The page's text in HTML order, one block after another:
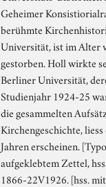
Geheimer
berühmte
Universität, ist im Alter
gestorben. Holl wirkte
Berliner Universität,
Studienjahr 1924-25
die gesammelten
Kirchengeschichte,
Jahren erscheinen.
aufgeklebtem Zettel,
1866-22V1926. [hss.